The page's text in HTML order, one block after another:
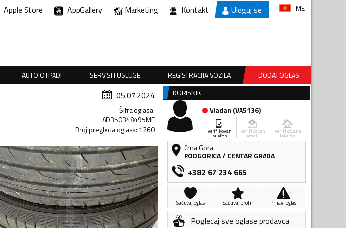
Apple Store AppGallery Marketing Kontakt Uloguj se ME
AUTO OTPADI SERVISI I USLUGE REGISTRACIJA VOZILA
DODAJ OGLAS
05.07.2024
Šifra oglasa:
AD350348495ME
Broj pregleda oglasa: 1260
KORISNIK
Vladan (VA5136)
verifikovan
telefon
verifikovan
email
verifikovana
lokacija
Crna Gora
PODGORICA/ CENTAR GRADA
+382 67 234 665
Sačuvaj oglas Sačuvaj profil Prijavi oglas
Pogledaj sve oglase prodavca